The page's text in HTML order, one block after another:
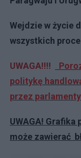
Wejdzie w życie
wszystkich
UWAGA!!!!
politykę
przez
UWAGA! Grafika
może zawierać